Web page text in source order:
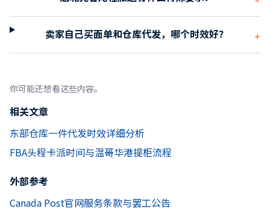
卖家自己买面单和仓库代发，哪个时效好？ +
你可能还想看这些内容。
相关文章
东部仓库一件代发时效详细分析
FBA头程卡派时间与温哥华港提柜流程
外部参考
Canada Post官网服务条款与罢工公告